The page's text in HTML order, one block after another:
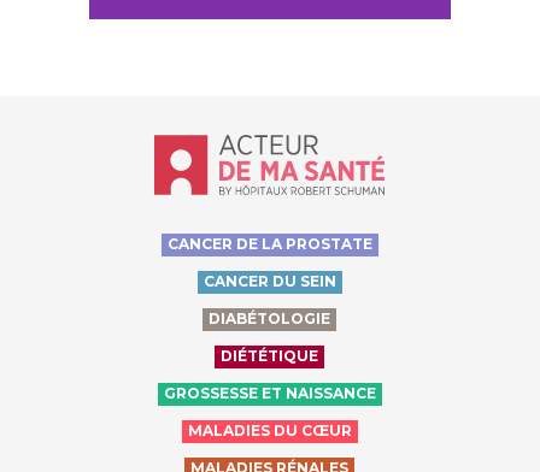
Accueil - Acteur de ma santé, by
CANCER DE LA PROSTATE
CANCER DU SEIN
DIABÉTOLOGIE
DIÉTÉTIQUE
GROSSESSE ET NAISSANCE
MALADIES DU CŒUR
MALADIES RÉNALES